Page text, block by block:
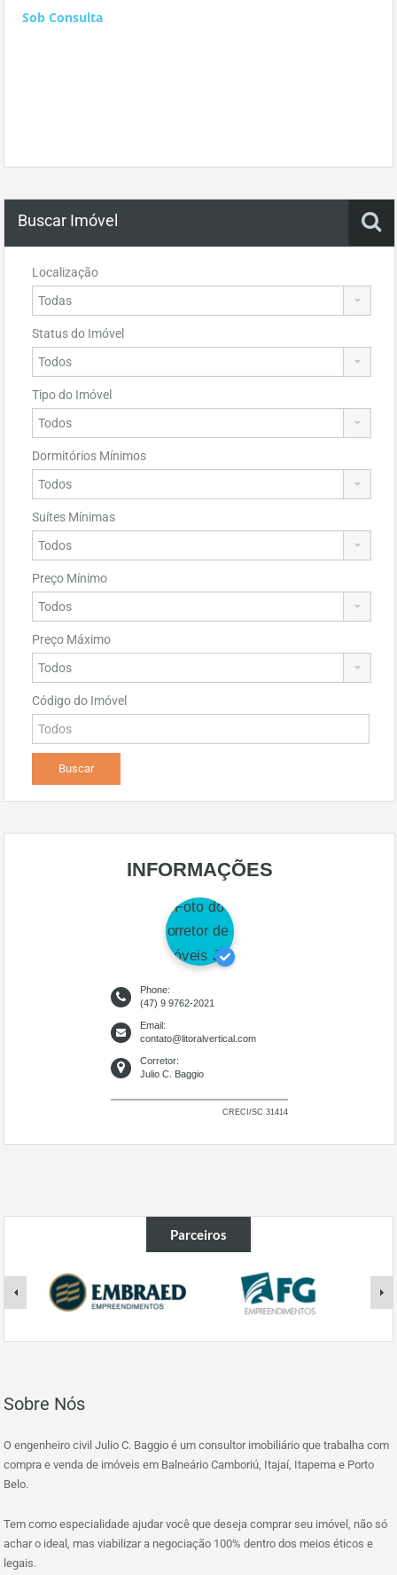
Sob Consulta
Buscar Imóvel
Localização
Status do Imóvel
Tipo do Imóvel
Dormitórios Mínimos
Suítes Mínimas
Preço Mínimo
Preço Máximo
Código do Imóvel
INFORMAÇÕES
Phone:
(47) 9 9762-2021
Email:
contato@litoralvertical.com
Corretor:
Julio C. Baggio
CRECI/SC 31414
Parceiros
Sobre Nós
O engenheiro civil Julio C. Baggio é um consultor imobiliário que trabalha com
compra e venda de imóveis em Balneário Camboriú, Itajaí, Itapema e Porto
Belo.
Tem como especialidade ajudar você que deseja comprar seu imóvel, não só
achar o ideal, mas viabilizar a negociação 100% dentro dos meios éticos e
legais.